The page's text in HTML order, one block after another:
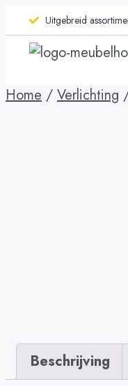
Uitgebreid
Home / Verlichting
Beschrijving